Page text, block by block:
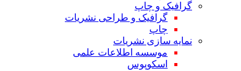
گرافیک و چاپ
گرافیک و طراحی نشریات
چاپ
نمایه سازی نشریات
موسسه اطلاعات علمی
اسکوپوس